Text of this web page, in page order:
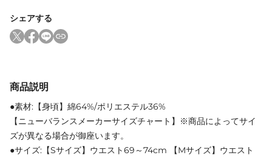
シェアする
商品説明
●素材:【身頃】綿64%/ポリエステル36%
【ニューバランスメーカーサイズチャート】※商品によってサイ
ズが異なる場合が御座います。
●サイズ:【Sサイズ】ウエスト69～74cm 【Mサイズ】ウエスト